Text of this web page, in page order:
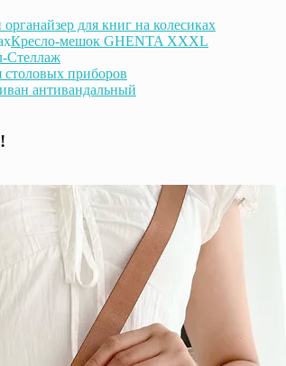
для книг на колесиках
Кресло-мешок GHENTA XXXL
Стеллаж
столовых приборов
антивандальный